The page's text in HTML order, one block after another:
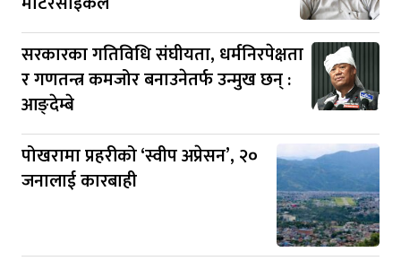
सरकारका गतिविधि संघीयता, धर्मनिरपेक्षता
र गणतन्त्र कमजोर बनाउनेतर्फ उन्मुख छन् :
आङ्देम्बे
पोखरामा प्रहरीको ‘स्वीप अप्रेसन’, २०
जनालाई कारबाही